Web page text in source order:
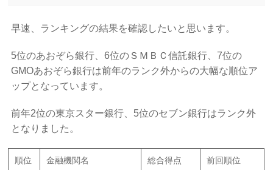
早速、ランキングの結果を確認したいと思います。
5位のあおぞら銀行、6位のＳＭＢＣ信託銀行、7位の
GMOあおぞら銀行は前年のランク外からの大幅な順位ア
ップとなっています。
前年2位の東京スター銀行、5位のセブン銀行はランク外
となりました。
順位 金融機関名 総合得点 前回順位